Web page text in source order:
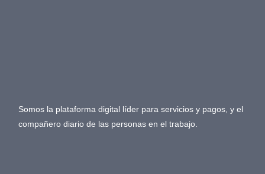
Somos la plataforma digital líder para servicios y pagos, y el
compañero diario de las personas en el trabajo.